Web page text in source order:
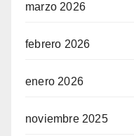
marzo 2026
febrero 2026
enero 2026
noviembre 2025